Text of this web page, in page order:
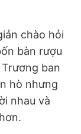
chào hỏi
bàn rượu
ban
hò nhưng
nhau và